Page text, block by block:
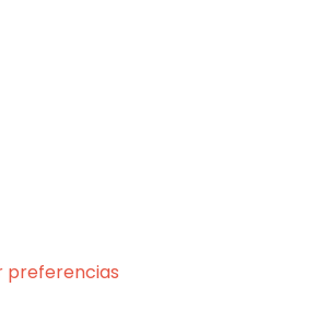
preferencias